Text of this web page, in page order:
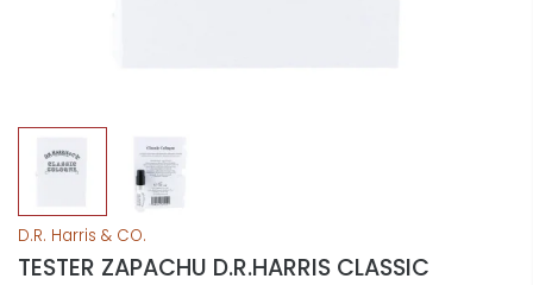
D.R. Harris & CO.
TESTER ZAPACHU D.R.HARRIS CLASSIC